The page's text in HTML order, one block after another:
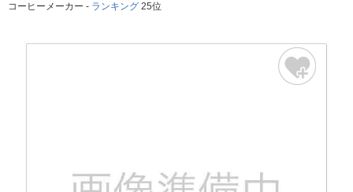
コーヒーメーカー - ランキング 25位